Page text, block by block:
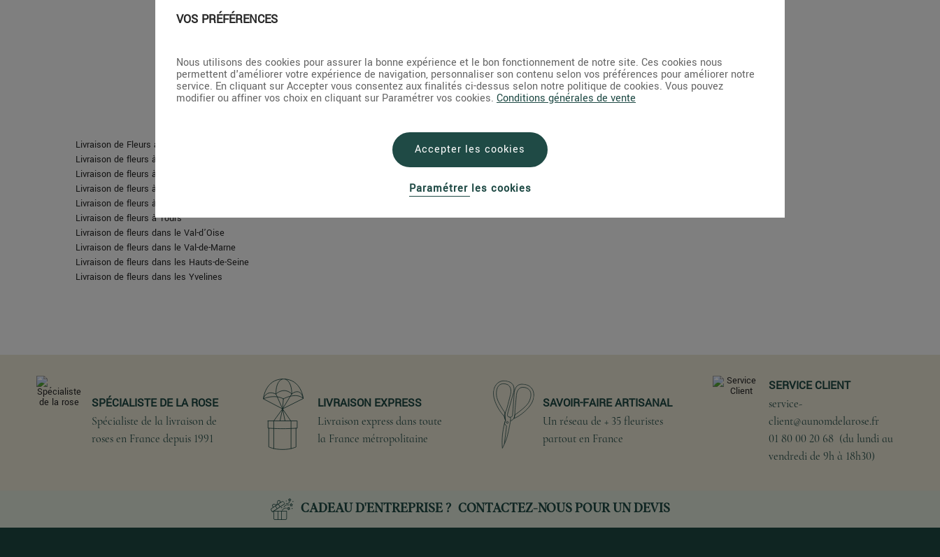
Livraison de fleurs à domicile
Livraison de Fleurs à Paris
Livraison de fleurs à Aix-en-Provence
Livraison de fleurs à Nancy
Livraison de fleurs à Nantes
Livraison de fleurs à Rouen
Livraison de fleurs à Tours
Livraison de fleurs dans le Val-d’Oise
Livraison de fleurs dans le Val-de-Marne
Livraison de fleurs dans les Hauts-de-Seine
Livraison de fleurs dans les Yvelines
SPÉCIALISTE DE LA ROSE
Spécialiste de la livraison de
roses en France depuis 1991
LIVRAISON EXPRESS
Livraison express dans toute
la France métropolitaine
SAVOIR-FAIRE ARTISANAL
Un réseau de + 35 fleuristes
partout en France
SERVICE CLIENT
service-
client@aunomdelarose.fr
01 80 00 20 68 (du lundi au
vendredi de 9h à 18h30)
CADEAU D'ENTREPRISE ? CONTACTEZ-NOUSPOUR UN DEVIS
VOS PRÉFÉRENCES
Nous utilisons des cookies pour assurer la bonne expérience et le bon fonctionnement de notre site. Ces cookies nous
permettent d'améliorer votre expérience de navigation, personnaliser son contenu selon vos préférences pour améliorer notre
service. En cliquant sur Accepter vous consentez aux finalités ci-dessus selon notre politique de cookies. Vous pouvez
modifier ou affiner vos choix en cliquant sur Paramétrer vos cookies. Conditions générales de vente
Accepter les cookies
Paramétrer les cookies